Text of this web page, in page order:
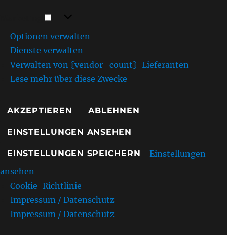
Optionen verwalten
Dienste verwalten
Verwalten von {vendor_count}-Lieferanten
Lese mehr über diese Zwecke
AKZEPTIEREN ABLEHNEN
EINSTELLUNGEN ANSEHEN
EINSTELLUNGEN SPEICHERN
Einstellungen
ansehen
Cookie-Richtlinie
Impressum / Datenschutz
Impressum / Datenschutz